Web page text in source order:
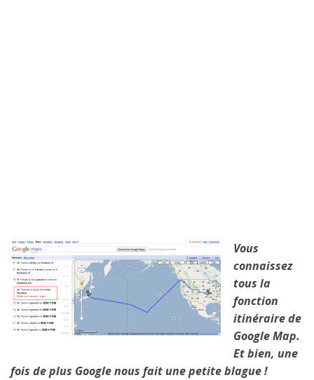
Vous
connaissez
tous la
fonction
itinéraire de
Google Map.
Et bien, une
fois de plus Google nous fait une petite blague !